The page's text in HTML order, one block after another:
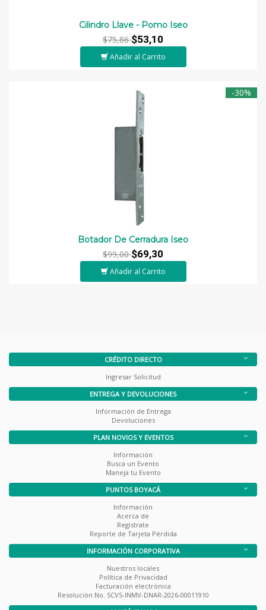
Cilindro Llave - Pomo Iseo
$75,86$53,10
Añadir al Carrito
-30%
Botador De Cerradura Iseo
$99,00$69,30
Añadir al Carrito
CRÉDITO DIRECTO
Ingresar Solicitud
ENTREGA Y DEVOLUCIONES
Información de Entrega
Devoluciones
PLAN NOVIOS Y EVENTOS
Información
Busca un Evento
Maneja tu Evento
PUNTOS BOYACÁ
Información
Acerca de
Registrate
Reporte de Tarjeta Pérdida
INFORMACIÓN CORPORATIVA
Nuestros locales
Política de Privacidad
Facturación electrónica
Resolución No. SCVS-INMV-DNAR-2026-00011910